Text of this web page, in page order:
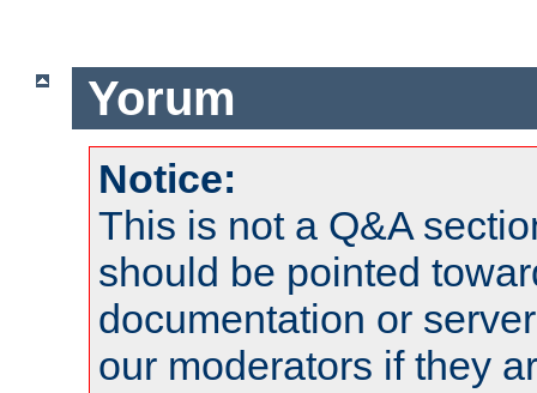
Yorum
Notice:
This is not a Q&A
should be pointed
documentation or
our moderators if they